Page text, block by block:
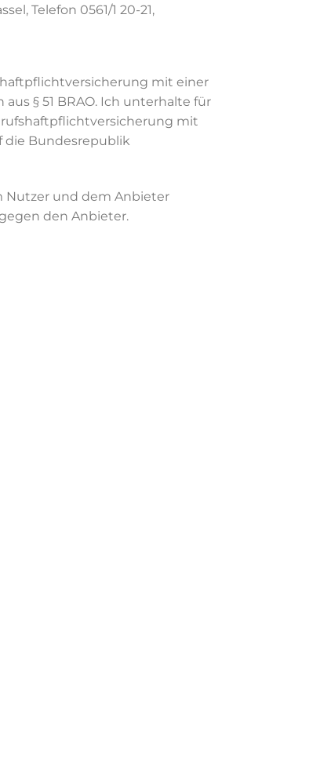
Telefon 0561/1 20-21,
mit einer
§ 51 BRAO. Ich unterhalte für
mit
die Bundesrepublik
Nutzer und dem Anbieter
den Anbieter.